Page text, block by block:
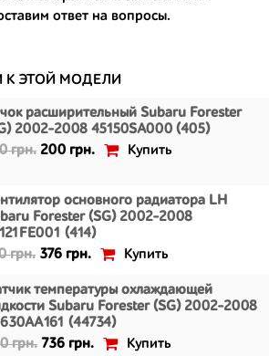
прочности и невыробатанный ресурс, и
ответ на вопросы.
К ЭТОЙ МОДЕЛИ
расширительный Subaru Forester
2002-2008 45150SA000 (405)
грн. 200 грн. Купить
основного радиатора LH
Forester (SG) 2002-2008
(414)
грн. 376 грн. Купить
температуры охлаждающей
Subaru Forester (SG) 2002-2008
(44734)
грн. 736 грн. Купить